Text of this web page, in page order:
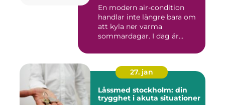
En modern air-condition
handlar inte längre bara om
att kyla ner varma
sommardagar. I dag är
27. jan
Låssmed stockholm: din
trygghet i akuta situationer